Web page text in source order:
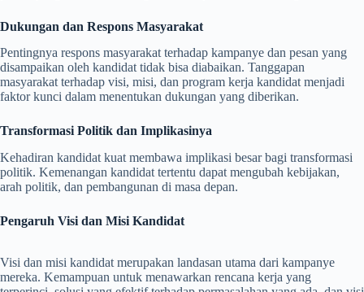
Dukungan dan Respons Masyarakat
Pentingnya respons masyarakat terhadap kampanye dan pesan yang
disampaikan oleh kandidat tidak bisa diabaikan. Tanggapan
masyarakat terhadap visi, misi, dan program kerja kandidat menjadi
faktor kunci dalam menentukan dukungan yang diberikan.
Transformasi Politik dan Implikasinya
Kehadiran kandidat kuat membawa implikasi besar bagi transformasi
politik. Kemenangan kandidat tertentu dapat mengubah kebijakan,
arah politik, dan pembangunan di masa depan.
Pengaruh Visi dan Misi Kandidat
Visi dan misi kandidat merupakan landasan utama dari kampanye
mereka. Kemampuan untuk menawarkan rencana kerja yang